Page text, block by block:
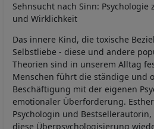
Sehnsucht nach Sinn: Psychologie
und Wirklichkeit
Das innere Kind, die toxische
Selbstliebe - diese und andere
Theorien sind in unserem Alltag
Menschen führt die ständige und
Beschäftigung mit der eigenen
emotionaler Überforderung.
Psychologin und
diese Überpsychologisierung